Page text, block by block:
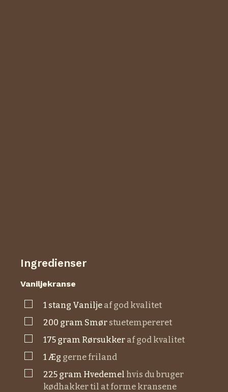
Ingredienser
Vaniljekranse
▢1 stang vanilje af god kvalitet
▢200 gram smør stuetempereret
▢175 gram rørsukker af god kvalitet
▢1 æg gerne friland
▢225 gram hvedemel hvis du bruger
kødhakker til at forme kransene